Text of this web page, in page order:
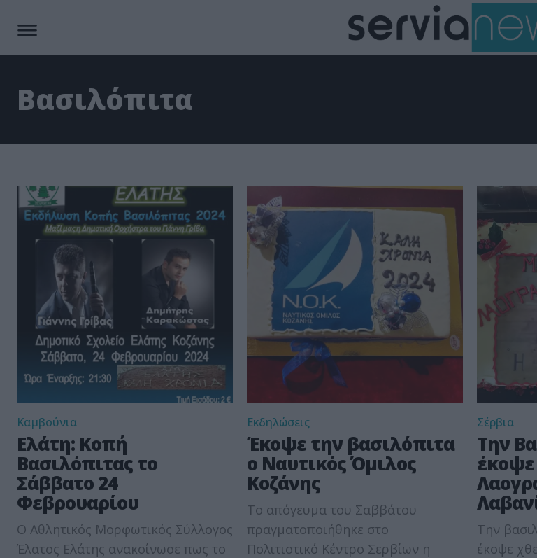
Βασιλόπιτα
Καμβούνια
Ελάτη: Κοπή
Βασιλόπιτας το
Σάββατο 24
Φεβρουαρίου
Ο Αθλητικός Μορφωτικός Σύλλογος
Έλατος Ελάτης ανακοίνωσε πως το
Εκδηλώσεις
Έκοψε την βασιλόπιτα
ο Ναυτικός Όμιλος
Κοζάνης
Το απόγευμα του Σαββάτου
πραγματοποιήθηκε στο
Πολιτιστικό Κέντρο Σερβίων η
Σέρβια
Την
Την
έκοψε